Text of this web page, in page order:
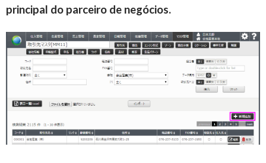
principal do parceiro de negócios.